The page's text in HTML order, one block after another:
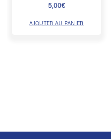
5,00€
AJOUTER AU PANIER